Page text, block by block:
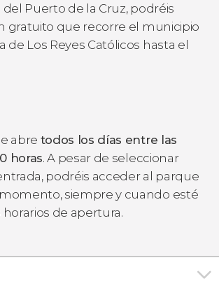
del Puerto de la Cruz, podréis
gratuito que recorre el municipio
de Los Reyes Católicos hasta el
abre todos los días entre las
horas. A pesar de seleccionar
podréis acceder al parque
siempre y cuando esté
de apertura.